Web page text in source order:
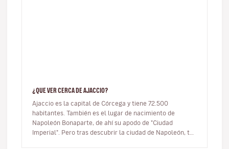
¿QUE VER CERCA DE AJACCIO?
Ajaccio es la capital de Córcega y tiene 72.500
habitantes. También es el lugar de nacimiento de
Napoleón Bonaparte, de ahí su apodo de "Ciudad
Imperial". Pero tras descubrir la ciudad de Napoleón, te